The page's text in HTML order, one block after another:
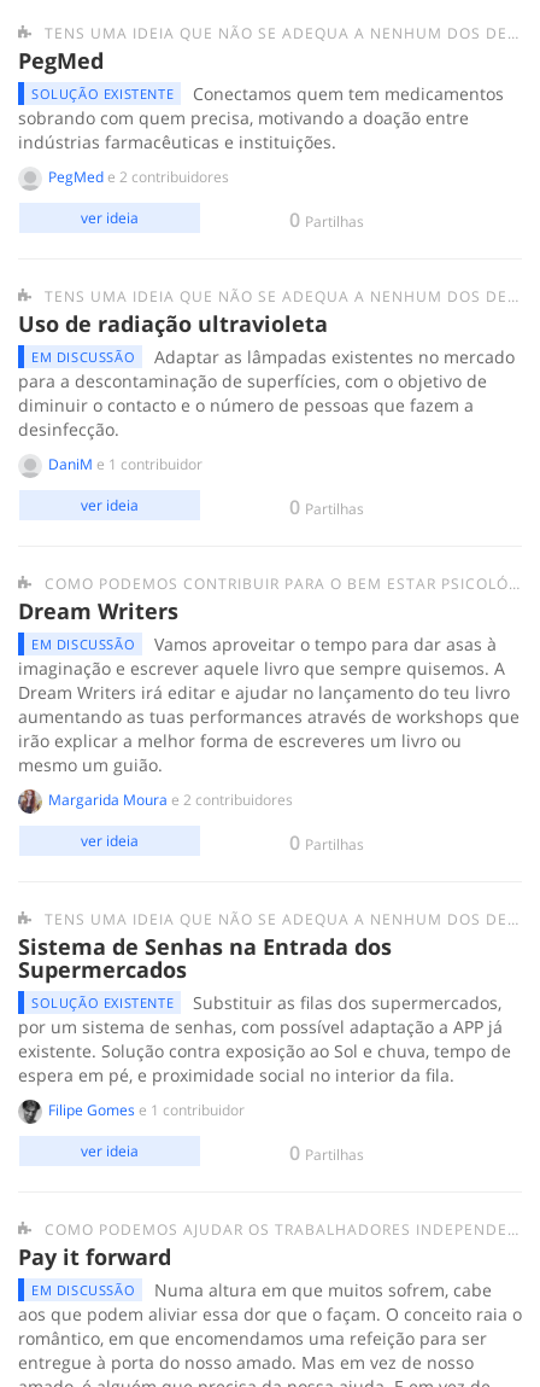
TENS UMA IDEIA QUE NÃO SE ADEQUA A NENHUM DOS DESAFIOS ANTERIORES? SUBMETE-A AQUI.
PegMed
SOLUÇÃO EXISTENTE
Conectamos quem tem medicamentos
sobrando com quem precisa, motivando a doação entre
indústrias farmacêuticas e instituições.
PegMede 2 contribuidores
0 Partilhas
ver ideia
TENS UMA IDEIA QUE NÃO SE ADEQUA A NENHUM DOS DESAFIOS ANTERIORES? SUBMETE-A AQUI.
Uso de radiação ultravioleta
EM DISCUSSÃO
Adaptar as lâmpadas existentes no mercado
para a descontaminação de superfícies, com o objetivo de
diminuir o contacto e o número de pessoas que fazem a
desinfecção.
DaniM e 1 contribuidor
0 Partilhas
ver ideia
COMO PODEMOS CONTRIBUIR PARA O BEM ESTAR PSICOLÓGICO DAS PESSOAS EM QUARENTENA?
Dream Writers
EM DISCUSSÃO
Vamos aproveitar o tempo para dar asas à
imaginação e escrever aquele livro que sempre quisemos. A
Dream Writers irá editar e ajudar no lançamento do teu livro
aumentando as tuas performances através de workshops que
irão explicar a melhor forma de escreveres um livro ou
mesmo um guião.
Margarida Moura e 2 contribuidores
0 Partilhas
ver ideia
TENS UMA IDEIA QUE NÃO SE ADEQUA A NENHUM DOS DESAFIOS ANTERIORES? SUBMETE-A AQUI.
Sistema de Senhas na Entrada dos
Supermercados
SOLUÇÃO EXISTENTE
Substituir as filas dos supermercados,
por um sistema de senhas, com possível adaptação a APP já
existente. Solução contra exposição ao Sol e chuva, tempo de
espera em pé, e proximidade social no interior da fila.
Filipe Gomese 1 contribuidor
0 Partilhas
ver ideia
COMO PODEMOS AJUDAR OS TRABALHADORES INDEPENDENTES?
Pay it forward
EM DISCUSSÃO
Numa altura em que muitos sofrem, cabe
aos que podem aliviar essa dor que o façam. O conceito raia o
romântico, em que encomendamos uma refeição para ser
entregue à porta do nosso amado. Mas em vez de nosso